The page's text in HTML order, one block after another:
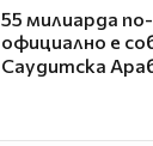
55 милиарда
официално е
Саудитска